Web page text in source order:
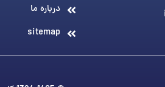
درباره ما
sitemap